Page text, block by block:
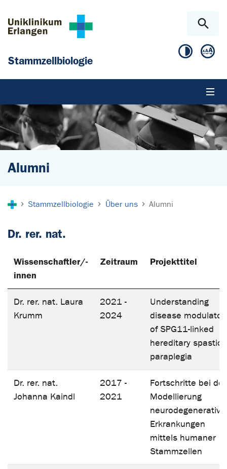
Stammzellbiologie
Alumni
Stammzellbiologie Über uns Alumni
Dr. rer. nat.
Wissenschaftler/-
innen
Zeitraum Projekttitel
Dr. rer. nat. Laura
Krumm
2021 -
2024
Understanding
disease
of SPG11-linked
hereditary spastic
paraplegia
Dr. rer. nat.
Johanna Kaindl
2017 -
2021
Fortschritte bei der
Modellierung
Erkrankungen
mittels humaner
Stammzellen